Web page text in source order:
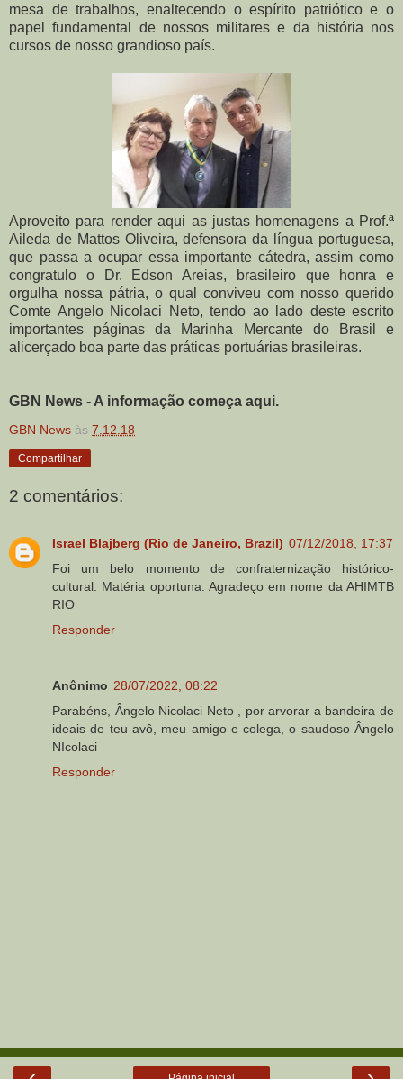
mesa de trabalhos, enaltecendo o espírito patriótico e o
papel fundamental de nossos militares e da história nos
cursos de nosso grandioso país.
Aproveito para render aqui as justas homenagens a Prof.ª
Aileda de Mattos Oliveira, defensora da língua portuguesa,
que passa a ocupar essa importante cátedra, assim como
congratulo o Dr. Edson Areias, brasileiro que honra e
orgulha nossa pátria, o qual conviveu com nosso querido
Comte Angelo Nicolaci Neto, tendo ao lado deste escrito
importantes páginas da Marinha Mercante do Brasil e
alicerçado boa parte das práticas portuárias brasileiras.
GBN News - A informação começa aqui.
GBN News às 7.12.18
Compartilhar
2 comentários:
Israel Blajberg (Rio de Janeiro, Brazil) 07/12/2018, 17:37
Foi um belo momento de confraternização histórico-
cultural. Matéria oportuna. Agradeço em nome da AHIMTB
RIO
Responder
Anônimo 28/07/2022, 08:22
Parabéns, Ângelo Nicolaci Neto , por arvorar a bandeira de
ideais de teu avô, meu amigo e colega, o saudoso Ângelo
NIcolaci
Responder